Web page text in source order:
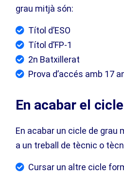
grau mitjà són:
Títol d’ESO
Títol d’FP-1
2n Batxillerat
Prova d’accés amb 17
En acabar el
En acabar un cicle de grau
a un treball de tècnic o
Cursar un altre cicle